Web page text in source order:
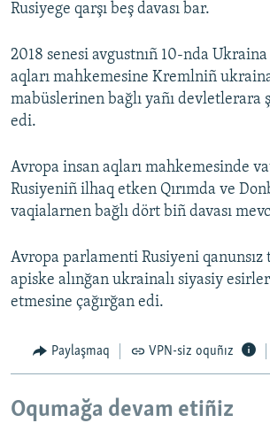
Rusiyege qarşı beş davası bar.
2018 senesi avgustnıñ 10-nda
aqları mahkemesine Kremlniñ
mabüslerinen bağlı yañı devletlerara
edi.
Avropa insan aqları mahkemesinde
Rusiyeniñ ilhaq etken Qırımda ve
vaqialarnen bağlı dört biñ davası
Avropa parlamenti Rusiyeni qanunsız
apiske alınğan ukrainalı siyasiy
etmesine çağırğan edi.
Paylaşmaq VPN-siz oquñız
Oqumağa devam etiñiz